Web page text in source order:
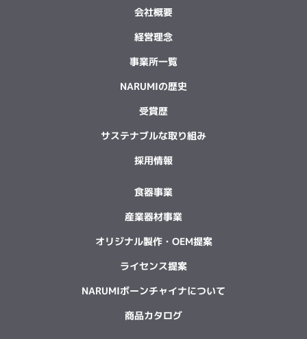
会社概要
経営理念
事業所一覧
NARUMIの歴史
受賞歴
サステナブルな取り組み
採用情報
食器事業
産業器材事業
オリジナル製作・OEM提案
ライセンス提案
NARUMIボーンチャイナについて
商品カタログ